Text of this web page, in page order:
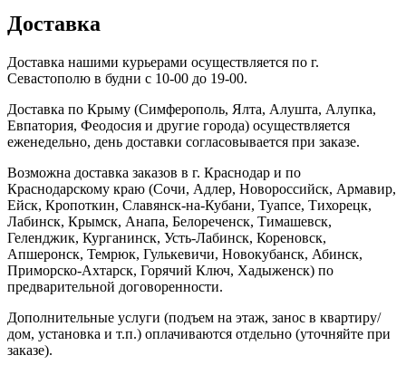
Доставка
Доставка нашими курьерами осуществляется по г.
Севастополю в будни с 10-00 до 19-00.
Доставка по Крыму (Симферополь, Ялта, Алушта, Алупка,
Евпатория, Феодосия и другие города) осуществляется
еженедельно, день доставки согласовывается при заказе.
Возможна доставка заказов в г. Краснодар и по
Краснодарскому краю (Сочи, Адлер, Новороссийск, Армавир,
Ейск, Кропоткин, Славянск-на-Кубани, Туапсе, Тихорецк,
Лабинск, Крымск, Анапа, Белореченск, Тимашевск,
Геленджик, Курганинск, Усть-Лабинск, Кореновск,
Апшеронск, Темрюк, Гулькевичи, Новокубанск, Абинск,
Приморско-Ахтарск, Горячий Ключ, Хадыженск) по
предварительной договоренности.
Дополнительные услуги (подъем на этаж, занос в квартиру/
дом, установка и т.п.) оплачиваются отдельно (уточняйте при
заказе).